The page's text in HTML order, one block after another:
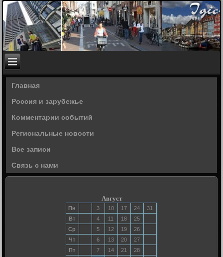
Главная
Россия и зарубежье
Комментарии событий
Региональные новости
Все записи
Связь с нами
Август
Пн 3 10 17 24
31
Вт
4 11 18
25
Ср
5 12 19
26
Чт
6 13 20
27
Пт
7 14 21
28